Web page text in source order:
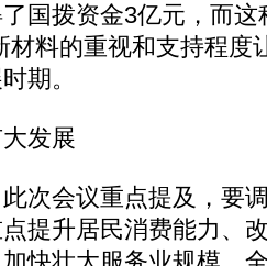
国拨资金3亿元，而这
材料的重视和支持程度
期。
发展
会议重点提及，要
提升居民消费能力、